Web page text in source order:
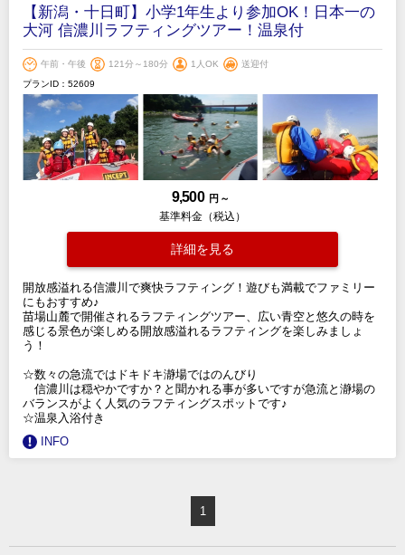
【新潟・十日町】小学1年生より参加OK！日本一の
大河 信濃川ラフティングツアー！温泉付
午前・午後 121分～180分 1人OK
送迎付
プランID：52609
9,500 円 ～
基準料金（税込）
詳細を見る
開放感溢れる信濃川で爽快ラフティング！遊びも満載でファミリー
にもおすすめ♪
苗場山麓で開催されるラフティングツアー、広い青空と悠久の時を
感じる景色が楽しめる開放感溢れるラフティングを楽しみましょ
う！
☆数々の急流ではドキドキ瀞場ではのんびり
信濃川は穏やかですか？と聞かれる事が多いですが急流と瀞場の
バランスがよく人気のラフティングスポットです♪
☆温泉入浴付き
INFO
1